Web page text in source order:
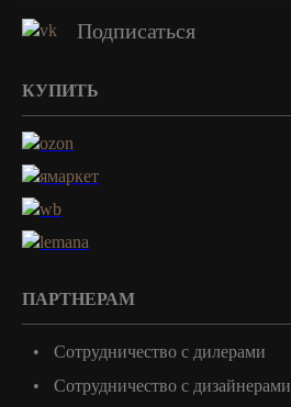
Подписаться
КУПИТЬ
ПАРТНЕРАМ
Сотрудничество с дилерами
Сотрудничество с дизайнерами